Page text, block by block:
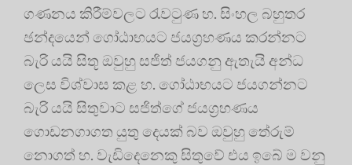
ගණනය කිරීම්වලට රැවටුණ හ. සිංහල බහුතර
ඡන්දයෙන් ගෝඨාභයට ජයග්‍රහණය කරන්නට
බැරි යයි සිතූ ඔවුහු සජිත් ජයගනු ඇතැයි අන්ධ
ලෙස විශ්වාස කළ හ. ගෝඨාභයට ජයගන්නට
බැරි යයි සිතුවාට සජිත්ගේ ජයග්‍රහණය
ගොඩනගාගත යුතු දෙයක් බව ඔවුහු තේරුම්
නොගත් හ. වැඩිදෙනෙකු සිතුවේ එය ඉබේ ම වනු